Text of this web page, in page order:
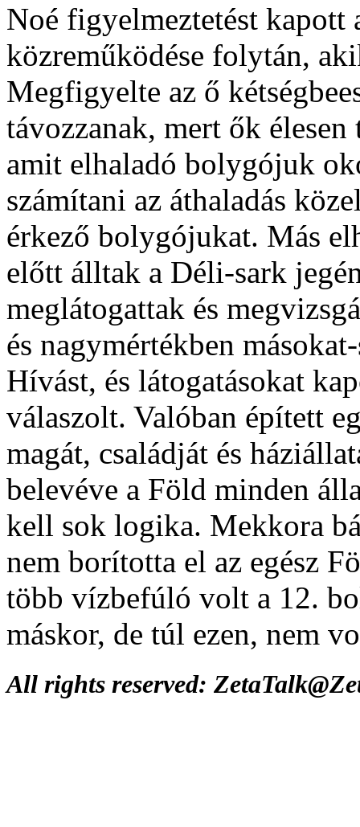
Noé figyelmeztetést
közreműködése folytán,
Megfigyelte az ő
távozzanak, mert ők
amit elhaladó bolygójuk
számítani az áthaladás
érkező bolygójukat. Más
előtt álltak a Déli-sark
meglátogattak és
és nagymértékben
Hívást, és látogatásokat
válaszolt. Valóban épített
magát, családját és
belevéve a Föld minden
kell sok logika. Mekkora
nem borította el az egész
több vízbefúló volt a 12.
máskor, de túl ezen, nem
All rights reserved: